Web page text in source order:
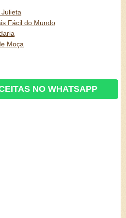
Fácil do Mundo
Moça
NO WHATSAPP